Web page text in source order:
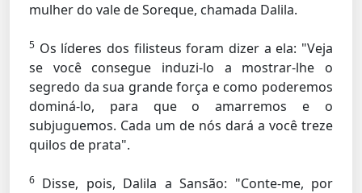
mulher do vale de Soreque, chamada Dalila.
5 Os líderes dos filisteus foram dizer a ela: "Veja
se você consegue induzi-lo a mostrar-lhe o
segredo da sua grande força e como poderemos
dominá-lo, para que o amarremos e o
subjuguemos. Cada um de nós dará a você treze
quilos de prata".
6 Disse, pois, Dalila a Sansão: "Conte-me, por